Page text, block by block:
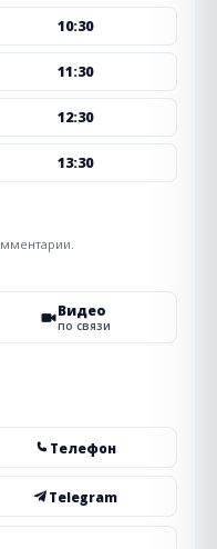
10:30
11:30
12:30
13:30
Видео
по связи
Телефон
Telegram